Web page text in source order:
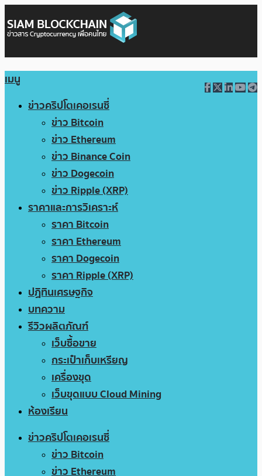
เมนู
ข่าวคริปโตเคอเรนซี่
ข่าว Bitcoin
ข่าว Ethereum
ข่าว Binance Coin
ข่าว Dogecoin
ข่าว Ripple (XRP)
ราคาและการวิเคราะห์
ราคา Bitcoin
ราคา Ethereum
ราคา Dogecoin
ราคา Ripple (XRP)
ปฏิทินเศรษฐกิจ
บทความ
รีวิวผลิตภัณฑ์
เว็บซื้อขาย
กระเป๋าเก็บเหรียญ
เครื่องขุด
เว็บขุดแบบ Cloud Mining
ห้องเรียน
ข่าวคริปโตเคอเรนซี่
ข่าว Bitcoin
ข่าว Ethereum